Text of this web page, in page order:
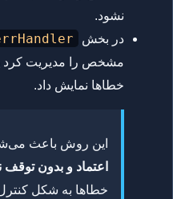
نشود.
در بخش
مشخص را مدیریت کرد
خطاها نمایش داد.
این روش باعث
اعتماد و بدون توقف
خطاها به شکل